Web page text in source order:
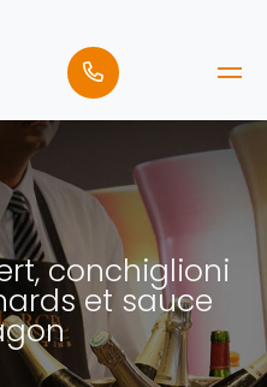
conchiglioni
et sauce